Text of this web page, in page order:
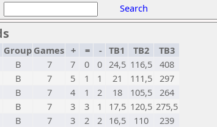
Search
Group Games + = - TB1 TB2
TB3
B 7 7 0 0 24,5 116,5 408
B 7 5 1 1 21 111,5 297
B 7 4 1 2 18 105,5 264
B 7 3 3 1 17,5 120,5 275,5
B 7 3 2 2 16,5 110
239